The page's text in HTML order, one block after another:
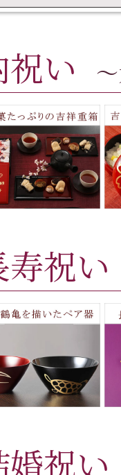
祝い
寿祝い
婚祝い